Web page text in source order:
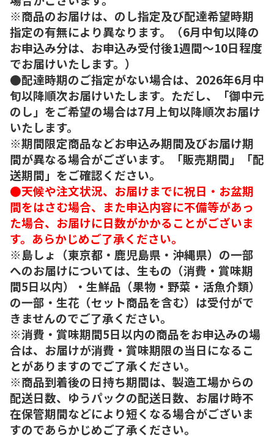
※商品のお届けは、のし指定及び配達希望時期
指定の有無により異なります。（6月中旬以降の
お申込み分は、お申込み受付後1週間～10日程度
でお届けいたします。）
●配達時期のご指定がない場合は、2026年6月中
旬以降順次お届けいたします。ただし、「御中元
のし」をご希望の場合は7月上旬以降順次お届け
いたします。
※期間限定商品などお申込み期間及びお届け期
間が異なる場合がございます。「販売期間」「配
送期間」をご確認ください。
●天候や注文状況、お届けまでに祝日・お盆期
間をはさむ場合、また申込内容に不備等があっ
た場合、お届けに日数がかかることがございま
す。あらかじめご了承ください。
※島しょ（東京都・鹿児島県・沖縄県）の一部
へのお届けについては、生もの（消費・賞味期
間5日以内）・生鮮品（果物・野菜・活魚介類）
の一部・生花（セット商品を含む）は受付がで
きませんのでご了承ください。
※消費・賞味期間5日以内の商品をお申込みの場
合は、お届けが消費・賞味期限の当日になるこ
とがありますのでご了承ください。
※商品到着後の日持ち期間は、製造工場からの
配送日数、ゆうパックの配送日数、お届け時不
在保管期間などにより短くなる場合がございま
すのであらかじめご了承ください。